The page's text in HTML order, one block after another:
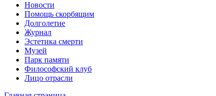
Новости
Помощь скорбящим
Долголетие
Журнал
Эстетика смерти
Музей
Парк памяти
Философский клуб
Лицо отрасли